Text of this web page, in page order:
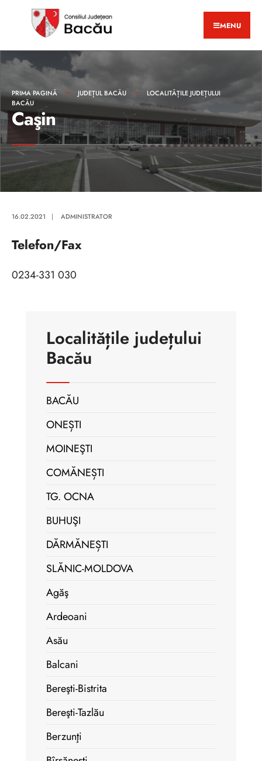
MENU
PRIMA PAGINĂ JUDEȚUL BACĂU
LOCALITĂȚILE JUDEȚULUI
BACĂU
Caşin
16.02.2021 | ADMINISTRATOR
Telefon/Fax
0234-331 030
Localitățile județului
Bacău
BACĂU
ONEȘTI
MOINEŞTI
COMĂNEȘTI
TG. OCNA
BUHUŞI
DĂRMĂNEȘTI
SLĂNIC-MOLDOVA
Agăş
Ardeoani
Asău
Balcani
Bereşti-Bistrita
Bereşti-Tazlău
Berzunţi